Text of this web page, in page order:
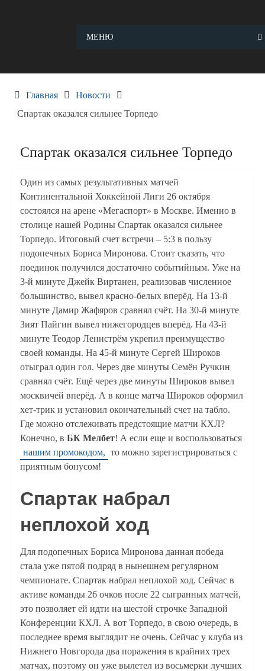
МЕНЮ
Главная
Новости
Спартак оказался сильнее Торпедо
Спартак оказался сильнее Торпедо
Один из самых результативных матчей
Континентальной Хоккейной Лиги 26 октября
состоялся на арене «Мегаспорт» в Москве. Именно в
столице нашей Родины Спартак оказался сильнее
Торпедо. Итоговый счет встречи – 5:3 в пользу
подопечных Бориса Миронова. Стоит сказать, что
поединок получился достаточно событийным. Уже на
3-й минуте Джейк Виртанен, реализовав численное
большинство, вывел красно-белых вперёд. На 13-й
минуте Дамир Жафяров сравнял счёт. На 30-й минуте
Зият Пайгин вывел нижегородцев вперёд. На 43-й
минуте Теодор Леннстрём укрепил преимущество
своей команды. На 45-й минуте Сергей Широков
отыграл один гол. Через две минуты Семён Ручкин
сравнял счёт. Ещё через две минуты Широков вывел
москвичей вперёд. А в конце матча Широков оформил
хет-трик и установил окончательный счет на табло.
Где можно отслеживать предстоящие матчи КХЛ?
Конечно, в БК Мелбет! А если еще и воспользоваться
нашим промокодом, то можно зарегистрироваться с
приятным бонусом!
Спартак набрал
неплохой ход
Для подопечных Бориса Миронова данная победа
стала уже пятой подряд в нынешнем регулярном
чемпионате. Спартак набрал неплохой ход. Сейчас в
активе команды 26 очков после 22 сыгранных матчей,
это позволяет ей идти на шестой строчке Западной
Конференции КХЛ. А вот Торпедо, в свою очередь, в
последнее время выглядит не очень. Сейчас у клуба из
Нижнего Новгорода два поражения в крайних трех
матчах, поэтому он уже вылетел из восьмерки лучших